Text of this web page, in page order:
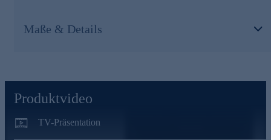
22,2 V 2200 mAh 48,84 Wh
Maße & Details
Produktvideo
TV-Präsentation